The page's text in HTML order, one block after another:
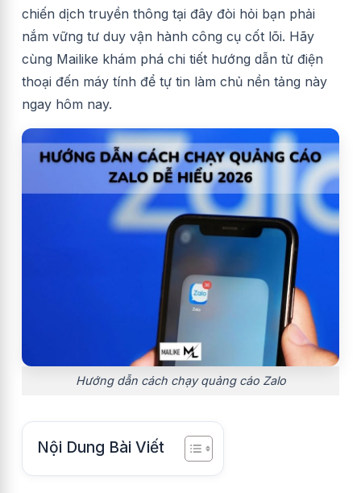
chiến dịch truyền thông tại đây đòi hỏi bạn phải
nắm vững tư duy vận hành công cụ cốt lõi. Hãy
cùng Mailike khám phá chi tiết hướng dẫn từ điện
thoại đến máy tính để tự tin làm chủ nền tảng này
ngay hôm nay.
Hướng dẫn cách chạy quảng cáo Zalo
Nội Dung Bài Viết